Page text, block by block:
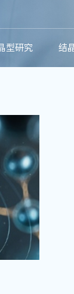
型研究 结